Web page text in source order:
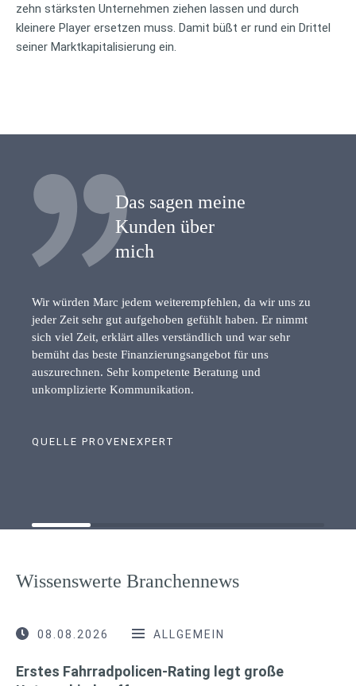
zehn stärksten Unternehmen ziehen lassen und durch
kleinere Player ersetzen muss. Damit büßt er rund ein Drittel
seiner Marktkapitalisierung ein.
Das sagen meine
Kunden über
mich
Wir würden Marc jedem weiterempfehlen, da wir uns zu
jeder Zeit sehr gut aufgehoben gefühlt haben. Er nimmt
sich viel Zeit, erklärt alles verständlich und war sehr
bemüht das beste Finanzierungsangebot für uns
auszurechnen. Sehr kompetente Beratung und
unkomplizierte Kommunikation.
QUELLE PROVENEXPERT
Wissenswerte Branchennews
08.08.2026 ALLGEMEIN
Erstes Fahrradpolicen-Rating legt große